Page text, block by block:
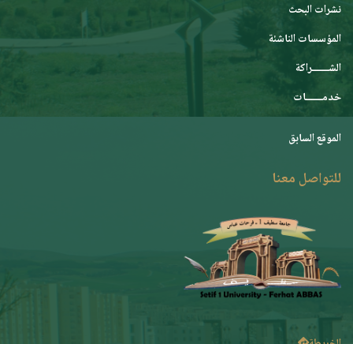
نشرات البحث
المؤسسات الناشئة
الشـــــــراكة
خدمـــــــات
الموقع السابق
للتواصل معنا